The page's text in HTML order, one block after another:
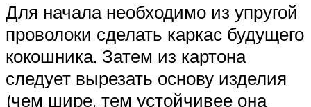
Для начала необходимо из упругой
проволоки сделать каркас будущего
кокошника. Затем из картона
следует вырезать основу изделия
(чем шире, тем устойчивее она